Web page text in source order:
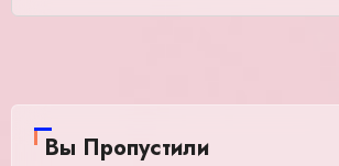
Вы Пропустили